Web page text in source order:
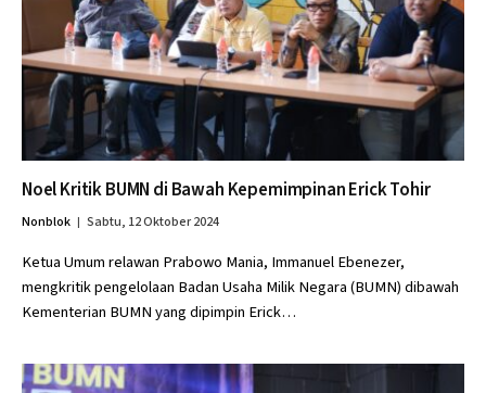
Noel Kritik BUMN di Bawah Kepemimpinan Erick Tohir
Nonblok Sabtu, 12 Oktober 2024
Ketua Umum relawan Prabowo Mania, Immanuel Ebenezer,
mengkritik pengelolaan Badan Usaha Milik Negara (BUMN) dibawah
Kementerian BUMN yang dipimpin Erick…